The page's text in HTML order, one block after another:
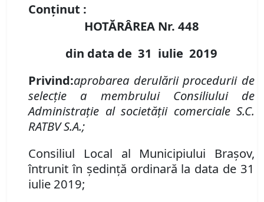
Conținut :
HOTĂRÂREA Nr. 448
din data de 31 iulie 2019
Privind:aprobarea derulării procedurii de
selecţie a membrului Consiliului de
Administraţie al societăţii comerciale S.C.
RATBV S.A.;
Consiliul Local al Municipiului Brașov,
întrunit în ședință ordinară la data de 31
iulie 2019;